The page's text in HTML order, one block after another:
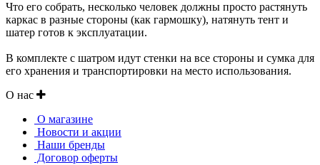
Что его собрать, несколько человек должны просто растянуть
каркас в разные стороны (как гармошку), натянуть тент и
шатер готов к эксплуатации.
В комплекте с шатром идут стенки на все стороны и сумка для
его хранения и транспортировки на место использования.
О нас
О магазине
Новости и акции
Наши бренды
Договор оферты